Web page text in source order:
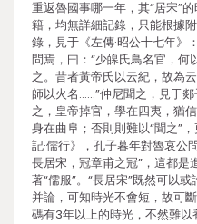
重返魯國事哪一年，其“居宋”
籍，均無詳細記錄，只能根據
錄，見于《左傳·昭公十七年》
問焉，曰：“少皞氏鳥名官，何
之。昔者黃帝氏以云紀，故為
師以火名……”仲尼聞之，見于
之，皇帝掉官，學在四夷，猶
身在曲阜；否則則難以“聞之”
記·儒行》，孔子暮年對魯哀公
長居宋，冠章甫之冠”，這都
著“儒服”。“長居宋”既然可以
并論，可知時光不會短，故可
碼有3年以上的時光，不然難以